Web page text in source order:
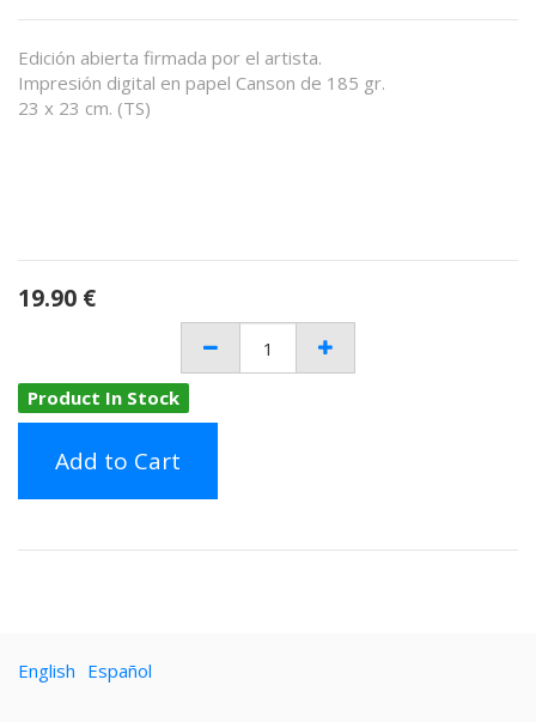
Edición abierta firmada por el artista.
Impresión digital en papel Canson de 185 gr.
23 x 23 cm. (TS)
19.90 €
Product In Stock
Add to Cart
English Español